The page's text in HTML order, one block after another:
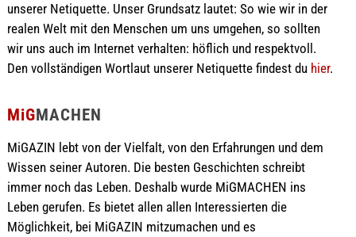
unserer Netiquette. Unser Grundsatz lautet: So wie wir in der
realen Welt mit den Menschen um uns umgehen, so sollten
wir uns auch im Internet verhalten: höflich und respektvoll.
Den vollständigen Wortlaut unserer Netiquette findest du hier.
MiGMACHEN
MiGAZIN lebt von der Vielfalt, von den Erfahrungen und dem
Wissen seiner Autoren. Die besten Geschichten schreibt
immer noch das Leben. Deshalb wurde MiGMACHEN ins
Leben gerufen. Es bietet allen allen Interessierten die
Möglichkeit, bei MiGAZIN mitzumachen und es